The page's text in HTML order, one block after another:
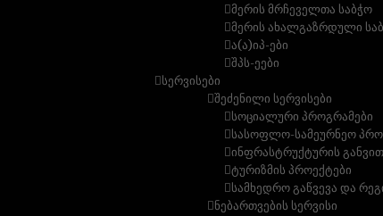
მერის მრჩეველთა საბჭო
მერის ახალგაზრდული
ა(ა)იპ-ები
შპს-ეები
სერვისები
შეძენილი სერვისები
სოციალური პროგრამები
სასოფლო-სამეურნეო
ინფრასტრუქტურის
ტურიზმის პროექტები
სამხედრო გაწვევა და
ნებართვების სერვისი